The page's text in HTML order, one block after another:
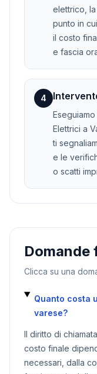
elettrico,
punto in
il costo
e fascia
4
Elettrici a
ti
e le
o scatti
Domande
Clicca su una
Quanto costa
varese?
Il diritto di
costo finale
necessari, dalla